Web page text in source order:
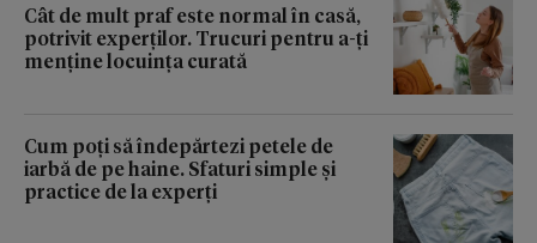
Cât de mult praf este normal în casă,
potrivit experților. Trucuri pentru a-ți
menține locuința curată
Cum poți să îndepărtezi petele de
iarbă de pe haine. Sfaturi simple și
practice de la experți